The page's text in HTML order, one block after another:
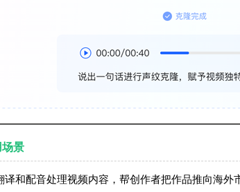
景
译和配音处理视频内容，帮创作者把作品推向海外